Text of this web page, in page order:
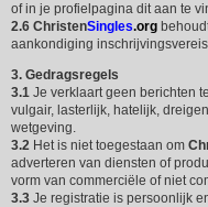
of in je profielpagina dit aan te
2.6 ChristenSingles.org
aankondiging
3. Gedragsregels
3.1 Je verklaart geen berichten
vulgair, lasterlijk, hatelijk,
wetgeving.
3.2 Het is niet toegestaan om
adverteren van diensten of
vorm van commerciële of niet
3.3 Je registratie is persoonlijk